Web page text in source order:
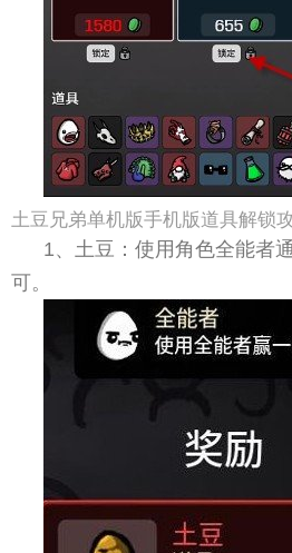
土豆兄弟单机版手机版道具解锁
1、土豆：使用角色全能者
可。